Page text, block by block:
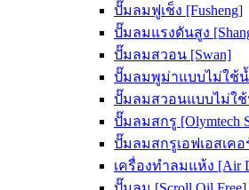
ปั๊มลมฟูเช็ง [Fusheng]
ปั๊มลมแรงดันสูง
ปั๊มลมสวอน [Swan]
ปั๊มลมพูม่าแบบไม่ใช้น้
ปั๊มลมสวอนแบบไม่ใช้
ปั๊มลมสกรู [Olymtech
ปั๊มลมสกรูเอฟเอสเคอ
เครื่องทำลมแห้ง [Air